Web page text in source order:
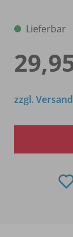
Lieferbar
zzgl.